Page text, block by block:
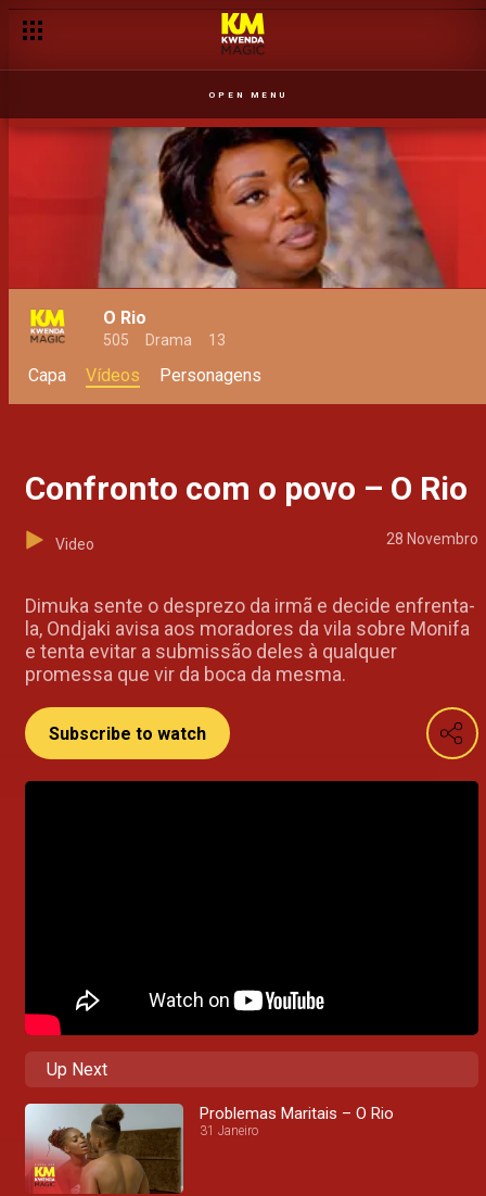
OPEN MENU
O Rio
505 Drama 13
Capa Vídeos Personagens
Confronto com o povo – O Rio
Video 28 Novembro
Dimuka sente o desprezo da irmã e decide enfrenta-
la, Ondjaki avisa aos moradores da vila sobre Monifa
e tenta evitar a submissão deles à qualquer
promessa que vir da boca da mesma.
Subscribe to watch
Up Next
Problemas Maritais – O Rio
31 Janeiro
Alusivo ao episódio 200: Jogo Sim/Não – O Rio